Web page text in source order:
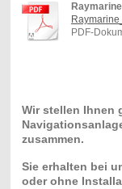
PDF-
Wir stellen Ihnen
zusammen.
Sie erhalten bei
oder ohne